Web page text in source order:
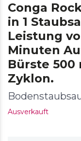
Conga
in 1
Leistung
Minuten
Bürste 500
Zyklon.
Ausverkauft